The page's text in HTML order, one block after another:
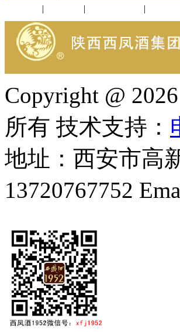
| | |
Copyright @
所有 技术支持：
地址：西安市高
13720767752